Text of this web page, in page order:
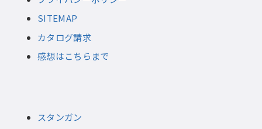
SITEMAP
カタログ請求
感想はこちらまで
スタンガン